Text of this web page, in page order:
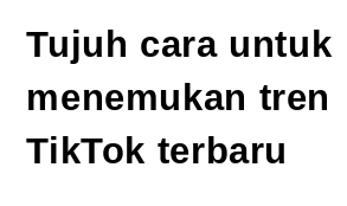
Tujuh cara untuk
menemukan tren
TikTok terbaru